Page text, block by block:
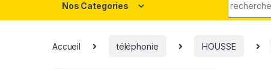
Nos Categories
Accueil téléphonie HOUSSE